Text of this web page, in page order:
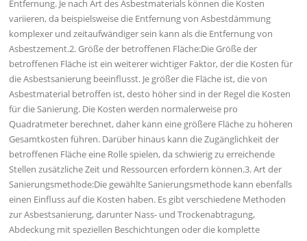
Entfernung. Je nach Art des Asbestmaterials können die Kosten
variieren, da beispielsweise die Entfernung von Asbestdämmung
komplexer und zeitaufwändiger sein kann als die Entfernung von
Asbestzement.2. Größe der betroffenen Fläche:Die Größe der
betroffenen Fläche ist ein weiterer wichtiger Faktor, der die Kosten für
die Asbestsanierung beeinflusst. Je größer die Fläche ist, die von
Asbestmaterial betroffen ist, desto höher sind in der Regel die Kosten
für die Sanierung. Die Kosten werden normalerweise pro
Quadratmeter berechnet, daher kann eine größere Fläche zu höheren
Gesamtkosten führen. Darüber hinaus kann die Zugänglichkeit der
betroffenen Fläche eine Rolle spielen, da schwierig zu erreichende
Stellen zusätzliche Zeit und Ressourcen erfordern können.3. Art der
Sanierungsmethode:Die gewählte Sanierungsmethode kann ebenfalls
einen Einfluss auf die Kosten haben. Es gibt verschiedene Methoden
zur Asbestsanierung, darunter Nass- und Trockenabtragung,
Abdeckung mit speziellen Beschichtungen oder die komplette